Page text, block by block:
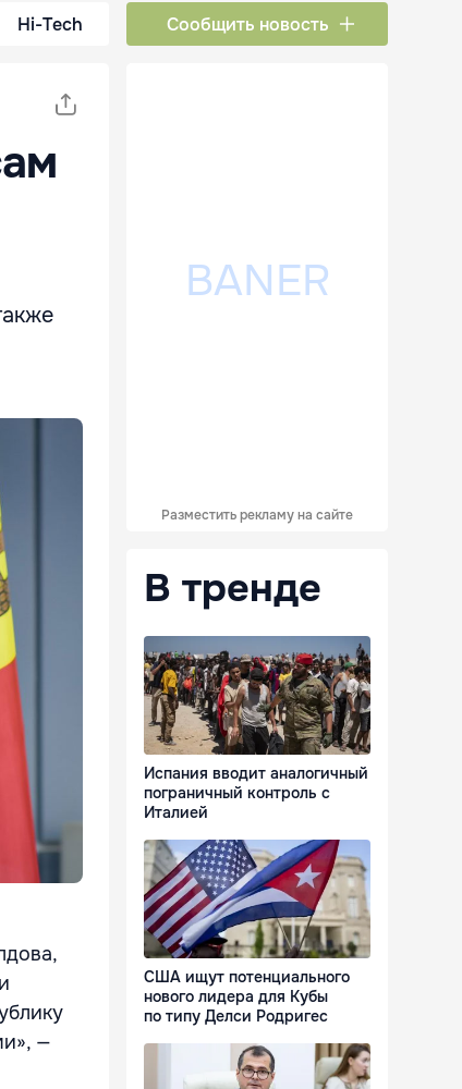
Hi-Tech Сообщить новость
—
Разместить рекламу на сайте
В тренде
Испания вводит аналогичный
пограничный контроль с
Италией
США ищут потенциального
нового лидера для Кубы
по типу Делси Родригес